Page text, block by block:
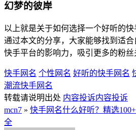
幻梦的彼岸
以上就是关于如何选择一个好听的
通过本文的分享，大家能够找到适
快手平台的影响力，吸引更多的粉丝
快手网名 个性网名 好听的快手网名
潮流快手网名
转载请说明出处 内容投诉内容投诉
mcn7 » 快手网名什么好听？精选
全